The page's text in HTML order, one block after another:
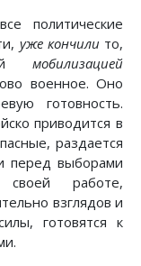
политические
уже кончили то,
мобилизацией
военное. Оно
готовность.
приводится в
раздается
перед выборами
работе,
взглядов и
готовятся к